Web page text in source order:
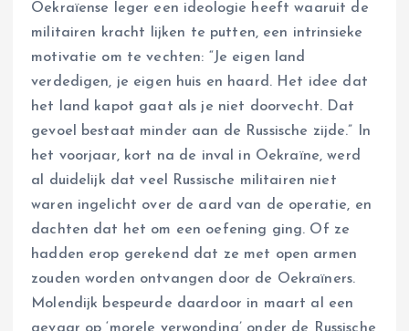
Oekraïense leger een ideologie heeft waaruit de
militairen kracht lijken te putten, een intrinsieke
motivatie om te vechten: “Je eigen land
verdedigen, je eigen huis en haard. Het idee dat
het land kapot gaat als je niet doorvecht. Dat
gevoel bestaat minder aan de Russische zijde.” In
het voorjaar, kort na de inval in Oekraïne, werd
al duidelijk dat veel Russische militairen niet
waren ingelicht over de aard van de operatie, en
dachten dat het om een oefening ging. Of ze
hadden erop gerekend dat ze met open armen
zouden worden ontvangen door de Oekraïners.
Molendijk bespeurde daardoor in maart al een